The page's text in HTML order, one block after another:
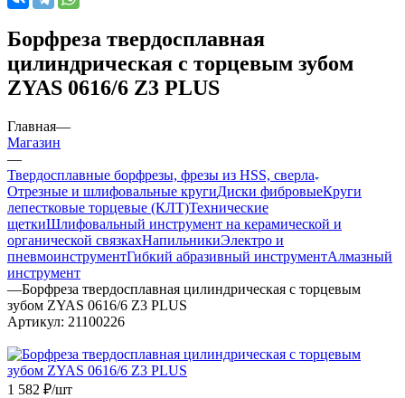
Борфреза твердосплавная
цилиндрическая с торцевым зубом
ZYAS 0616/6 Z3 PLUS
Главная—
Магазин
—
Твердосплавные борфрезы, фрезы из HSS, сверла
Отрезные и шлифовальные кругиДиски фибровыеКруги
лепестковые торцевые (КЛТ)Технические
щеткиШлифовальный инструмент на керамической и
органической связкахНапильникиЭлектро и
пневмоинструментГибкий абразивный инструментАлмазный
инструмент
—Борфреза твердосплавная цилиндрическая с торцевым
зубом ZYAS 0616/6 Z3 PLUS
Артикул: 21100226
1 582 ₽/шт